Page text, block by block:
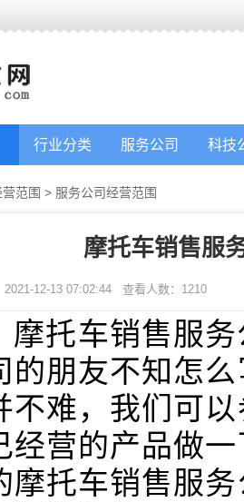
行业分类 服务公司 科技
范围 > 服务公司经营范围
摩托车销售服
2021-12-13 07:02:44 查看人数： 1210
摩托车销售服
的朋友不知怎
不难，我们可
经营的产品做
摩托车销售服